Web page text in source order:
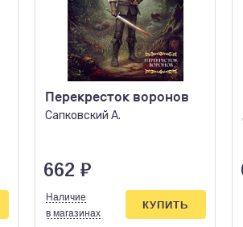
Перекресток воронов
Сапковский А.
662 ₽
Наличие
в магазинах
КУПИТЬ